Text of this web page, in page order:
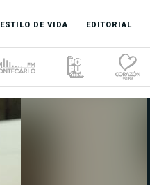
ESTILO DE VIDA EDITORIAL